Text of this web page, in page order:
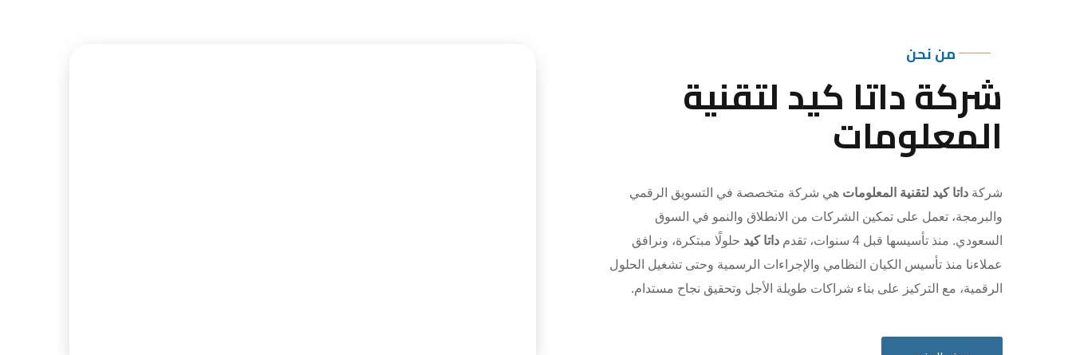
من نحن
شركة داتا كيد لتقنية
المعلومات
شركة داتا كيد لتقنية المعلومات هي شركة متخصصة في التسويق الرقمي
والبرمجة، تعمل على تمكين الشركات من الانطلاق والنمو في السوق
السعودي. منذ تأسيسها قبل 4 سنوات، تقدم
داتا كيد حلولًا مبتكرة، ونرافق
عملاءنا منذ تأسيس الكيان النظامي والإجراءات الرسمية وحتى تشغيل الحلول
الرقمية، مع التركيز على بناء شراكات طويلة الأجل وتحقيق نجاح مستدام.